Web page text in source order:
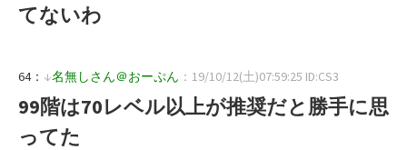
てないわ
64： ↓名無しさん＠おーぷん ：19/10/12(土)07:59:25 ID:CS3
99階は70レベル以上が推奨だと勝手に思
ってた